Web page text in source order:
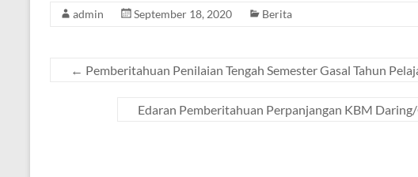
admin September 18, 2020 Berita
← Pemberitahuan Penilaian Tengah Semester Gasal Tahun
Edaran Pemberitahuan Perpanjangan KBM